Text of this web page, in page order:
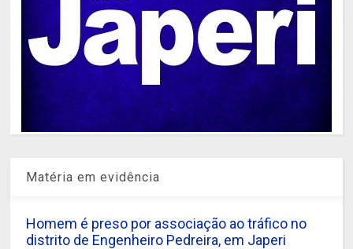
Matéria em evidência
Homem é preso por associação ao tráfico no
distrito de Engenheiro Pedreira, em Japeri